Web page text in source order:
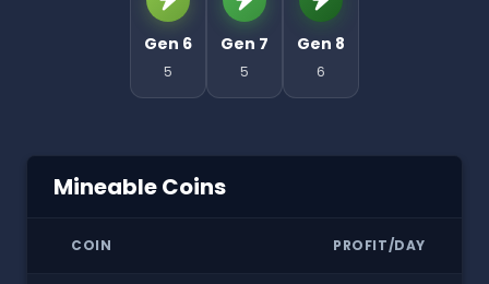
Gen 6
5
Gen 7
5
Gen 8
6
Mineable Coins
COIN PROFIT/DAY